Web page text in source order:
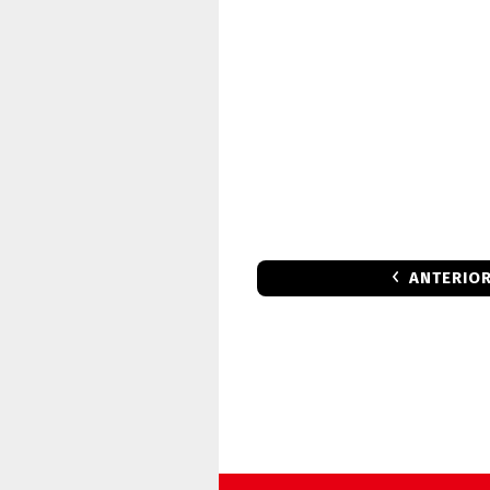
ANTERIOR